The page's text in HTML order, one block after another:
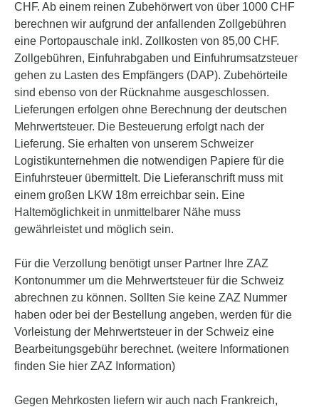
CHF. Ab einem reinen Zubehörwert von über 1000 CHF
berechnen wir aufgrund der anfallenden Zollgebühren
eine Portopauschale inkl. Zollkosten von 85,00 CHF.
Zollgebühren, Einfuhrabgaben und Einfuhrumsatzsteuer
gehen zu Lasten des Empfängers (DAP). Zubehörteile
sind ebenso von der Rücknahme ausgeschlossen.
Lieferungen erfolgen ohne Berechnung der deutschen
Mehrwertsteuer. Die Besteuerung erfolgt nach der
Lieferung. Sie erhalten von unserem Schweizer
Logistikunternehmen die notwendigen Papiere für die
Einfuhrsteuer übermittelt. Die Lieferanschrift muss mit
einem großen LKW 18m erreichbar sein. Eine
Haltemöglichkeit in unmittelbarer Nähe muss
gewährleistet und möglich sein.
Für die Verzollung benötigt unser Partner Ihre ZAZ
Kontonummer um die Mehrwertsteuer für die Schweiz
abrechnen zu können. Sollten Sie keine ZAZ Nummer
haben oder bei der Bestellung angeben, werden für die
Vorleistung der Mehrwertsteuer in der Schweiz eine
Bearbeitungsgebühr berechnet. (weitere Informationen
finden Sie hier ZAZ Information)
Gegen Mehrkosten liefern wir auch nach Frankreich,